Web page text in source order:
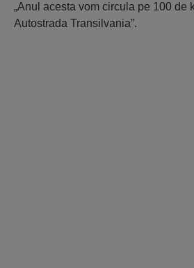
„Anul acesta vom circula pe 100 de
Autostrada Transilvania”.